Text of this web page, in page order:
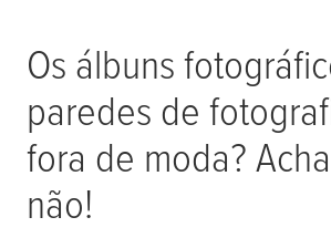
Os álbuns
paredes de
fora de moda?
não!